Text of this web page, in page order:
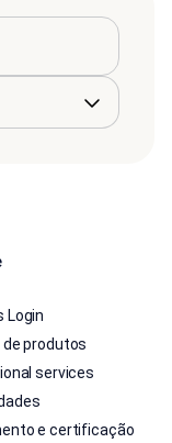
Login
produtos
services
e certificação